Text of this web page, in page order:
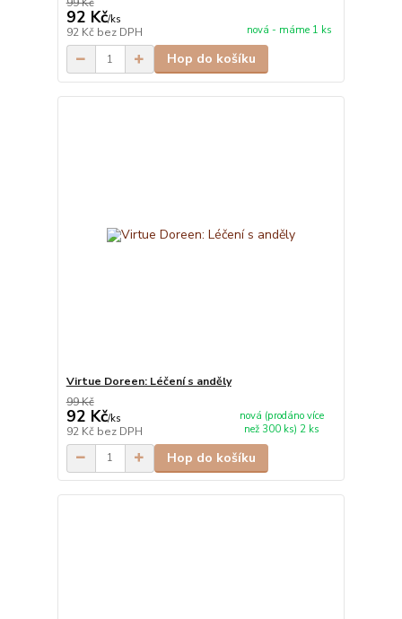
92 Kč/ks
92 Kč bez DPH nová - máme 1 ks
Hop do košíku
Virtue Doreen: Léčení s anděly
99 Kč
92 Kč/ks
92 Kč bez DPH
nová (prodáno více
než 300 ks) 2 ks
Hop do košíku